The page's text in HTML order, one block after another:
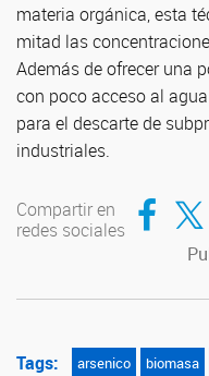
materia orgánica, esta
mitad las
Además de ofrecer una
con poco acceso al
para el descarte de
industriales.
Compartir en
redes sociales
Compartir
Tags: arsenico biomasa